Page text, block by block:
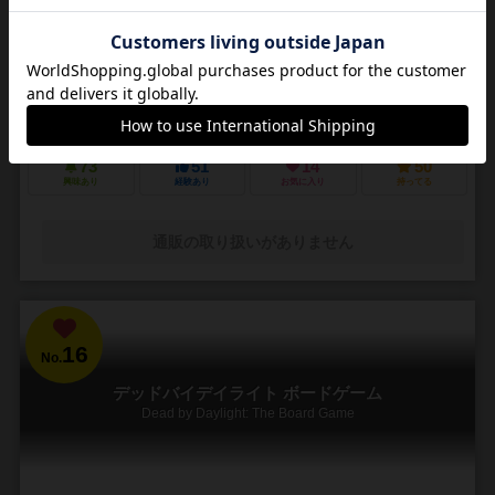
14歳～
悪夢のような街で他の狩人を出し抜いて「血の遺志」を集めろ
ＰＳ４で発売されたフロムソフトウェアのブラッドボーンのカードゲ
ーム化。 かつて栄華を極めた古都ヤーナムでは風土病「獣の病」がは
びこっていた。あなたは「獣の病」の罹患者で...
73
興味あり
51
経験あり
14
お気に入り
50
持ってる
No. 16
デッドバイデイライト ボードゲーム
Dead by Daylight: The Board Game